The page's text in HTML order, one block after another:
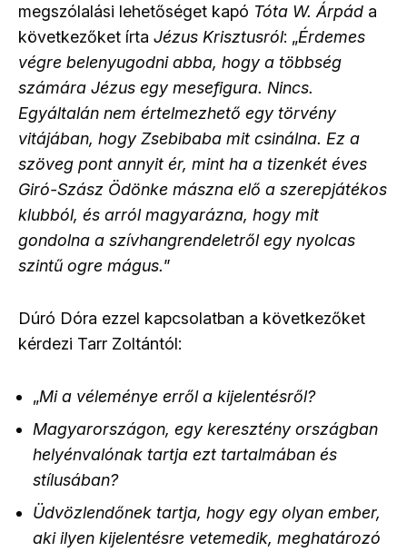
megszólalási lehetőséget kapó Tóta W. Árpád a
következőket írta Jézus Krisztusról: „Érdemes
végre belenyugodni abba, hogy a többség
számára Jézus egy mesefigura. Nincs.
Egyáltalán nem értelmezhető egy törvény
vitájában, hogy Zsebibaba mit csinálna. Ez a
szöveg pont annyit ér, mint ha a tizenkét éves
Giró-Szász Ödönke mászna elő a szerepjátékos
klubból, és arról magyarázna, hogy mit
gondolna a szívhangrendeletről egy nyolcas
szintű ogre mágus.”
Dúró Dóra ezzel kapcsolatban a következőket
kérdezi Tarr Zoltántól:
„Mi a véleménye erről a kijelentésről?
Magyarországon, egy keresztény országban
helyénvalónak tartja ezt tartalmában és
stílusában?
Üdvözlendőnek tartja, hogy egy olyan ember,
aki ilyen kijelentésre vetemedik, meghatározó